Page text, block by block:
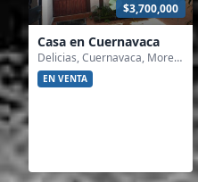
$3,700,000
Casa en Cuernavaca
Delicias, Cuernavaca, Morelos
EN VENTA